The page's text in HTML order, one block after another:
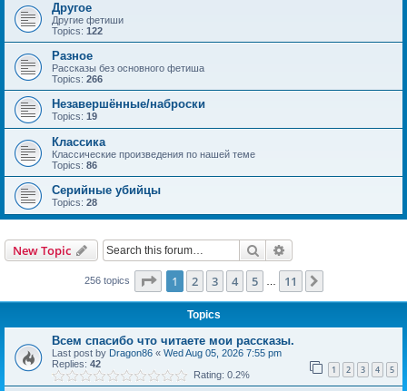
Другое
Другие фетиши
Topics: 122
Разное
Рассказы без основного фетиша
Topics: 266
Незавершённые/наброски
Topics: 19
Классика
Классические произведения по нашей теме
Topics: 86
Серийные убийцы
Topics: 28
New Topic Search
256 topics Page 1of 11
1 2 3 4 5 11
Topics
Всем спасибо что читаете мои рассказы.
Last post by Dragon86 « Wed Aug 05, 2026 7:55 pm
Replies: 42 1 2 3 4 5
Rating: 0.2%